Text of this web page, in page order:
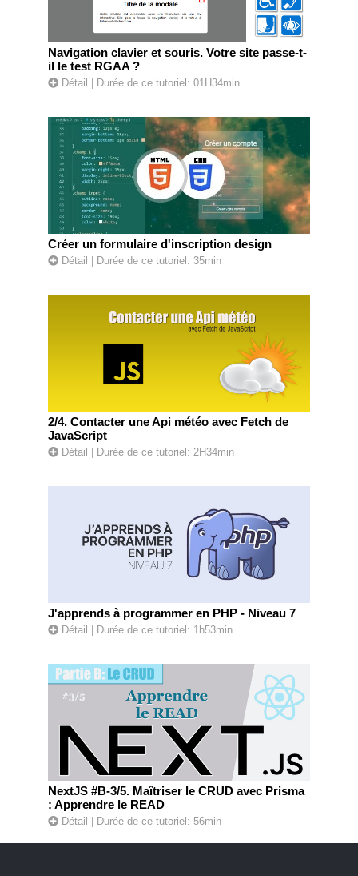
Navigation clavier et souris. Votre site passe-t-
il le test RGAA ?
Détail | Durée de ce tutoriel: 01H34min
Créer un formulaire d'inscription design
Détail | Durée de ce tutoriel: 35min
2/4. Contacter une Api météo avec Fetch de
JavaScript
Détail | Durée de ce tutoriel: 2H34min
J'apprends à programmer en PHP - Niveau 7
Détail | Durée de ce tutoriel: 1h53min
NextJS #B-3/5. Maîtriser le CRUD avec Prisma
: Apprendre le READ
Détail | Durée de ce tutoriel: 56min